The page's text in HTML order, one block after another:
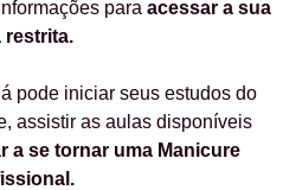
para acessar a sua
restrita.
pode iniciar seus estudos do
assistir as aulas disponíveis
a se tornar uma Manicure